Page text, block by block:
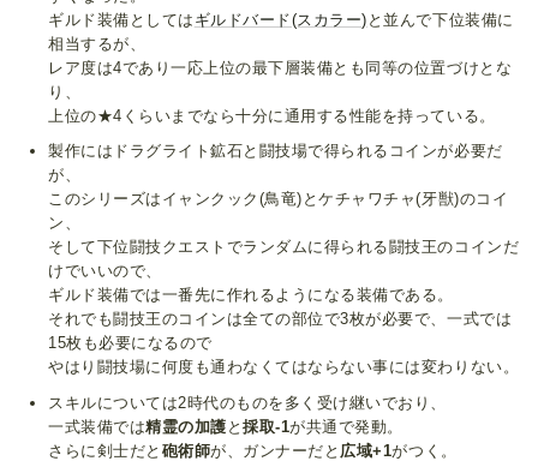
ギルド装備としては ギルドバード(スカラー) と並んで下位装備に
相当するが、
レア度は4であり一応上位の最下層装備とも同等の位置づけとな
り、
上位の★4くらいまでなら十分に通用する性能を持っている。
製作にはドラグライト鉱石と闘技場で得られるコインが必要だ
が、
このシリーズはイャンクック(鳥竜)とケチャワチャ(牙獣)のコイ
ン、
そして下位闘技クエストでランダムに得られる闘技王のコインだ
けでいいので、
ギルド装備では一番先に作れるようになる装備である。
それでも闘技王のコインは全ての部位で3枚が必要で、一式では
15枚も必要になるので
やはり闘技場に何度も通わなくてはならない事には変わりない。
スキルについては2時代のものを多く受け継いでおり、
一式装備では精霊の加護 と採取-1が共通で発動。
さらに剣士だと 砲術師が、ガンナーだと 広域+1がつく。